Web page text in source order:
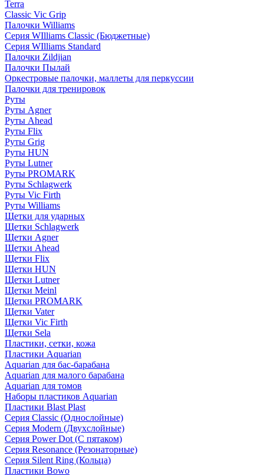
Terra
Classic Vic Grip
Палочки Williams
Серия WIlliams Classic (Бюджетные)
Серия WIlliams Standard
Палочки Zildjian
Палочки Пылай
Оркестровые палочки, маллеты для перкуссии
Палочки для тренировок
Руты
Руты Agner
Руты Ahead
Руты Flix
Руты Grig
Руты HUN
Руты Lutner
Руты PROMARK
Руты Schlagwerk
Руты Vic Firth
Руты Williams
Щетки для ударных
Щетки Schlagwerk
Щетки Agner
Щетки Ahead
Щетки Flix
Щетки HUN
Щетки Lutner
Щетки Meinl
Щетки PROMARK
Щетки Vater
Щетки Vic Firth
Щетки Sela
Пластики, сетки, кожа
Пластики Aquarian
Aquarian для бас-барабана
Aquarian для малого барабана
Aquarian для томов
Наборы пластиков Aquarian
Пластики Blast Plast
Серия Classic (Однослойные)
Серия Modern (Двухслойные)
Серия Power Dot (С пятаком)
Серия Resonance (Резонаторные)
Серия Silent Ring (Кольца)
Пластики Bowo